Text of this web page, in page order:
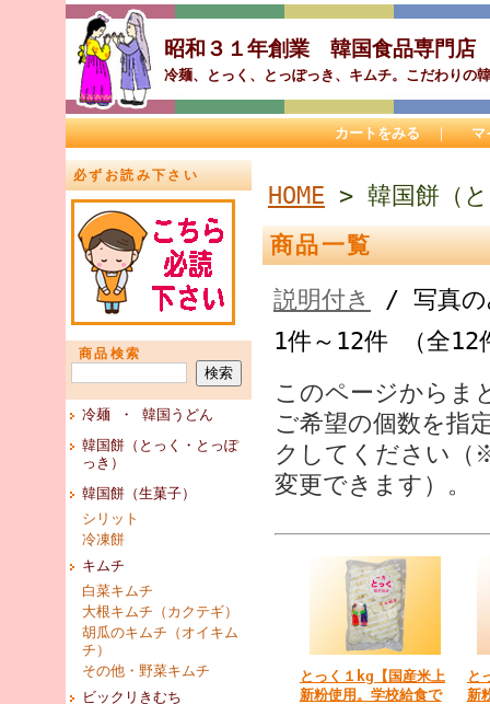
昭和３１年創業 韓国食品専
冷麺、とっく、とっぽっき、キムチ。こだわりの
カートをみる ｜ マ
必ずお読み下さい
商品検索
冷麺 ・ 韓国うどん
韓国餅（とっく・とっぽ
っき）
韓国餅（生菓子）
シリット
冷凍餅
キムチ
白菜キムチ
大根キムチ（カクテギ）
胡瓜のキムチ（オイキム
チ）
その他・野菜キムチ
ビックリきむち
HOME > 韓国餅（
商品一覧
説明付き
/ 写真の
1件～12件 （全12
このページからま
ご希望の個数を指
クしてください（
変更できます）。
とっく１kg【国産米上
新粉使用。学校給食で
と
新